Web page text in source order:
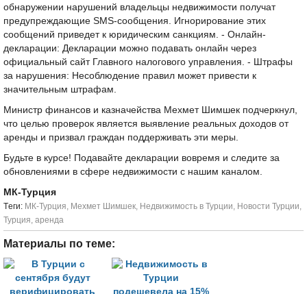
обнаружении нарушений владельцы недвижимости получат
предупреждающие SMS-сообщения. Игнорирование этих
сообщений приведет к юридическим санкциям. - Онлайн-
декларации: Декларации можно подавать онлайн через
официальный сайт Главного налогового управления. - Штрафы
за нарушения: Несоблюдение правил может привести к
значительным штрафам.
Министр финансов и казначейства Мехмет Шимшек подчеркнул,
что целью проверок является выявление реальных доходов от
аренды и призвал граждан поддерживать эти меры.
Будьте в курсе! Подавайте декларации вовремя и следите за
обновлениями в сфере недвижимости с нашим каналом.
МК-Турция
Tеги: МК-Турция, Мехмет Шимшек, Недвижимость в Турции, Новости Турции,
Турция, аренда
Материалы по теме: